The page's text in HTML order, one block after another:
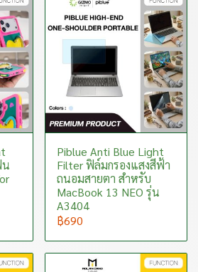
น
Piblue Anti Blue Light
Filter ฟิล์มกรองแสงสีฟ้า
ถนอมสายตา สำหรับ
MacBook 13 NEO รุ่น
A3404
฿690